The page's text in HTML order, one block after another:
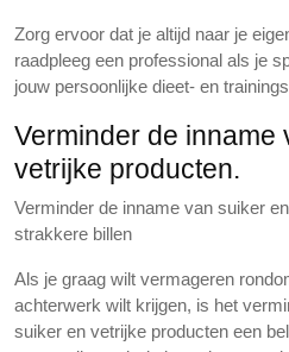
Zorg ervoor dat je altijd naar je
raadpleeg een professional als je
jouw persoonlijke dieet- en
Verminder de inname
vetrijke producten.
Verminder de inname van suiker
strakkere billen
Als je graag wilt vermageren
achterwerk wilt krijgen, is het
suiker en vetrijke producten een